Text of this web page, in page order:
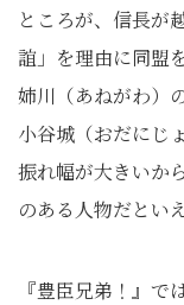
ところが、信長が
誼」を理由に同盟
姉川（あねがわ）
小谷城（おだに
振れ幅が大きいか
のある人物だとい
『豊臣兄弟！』